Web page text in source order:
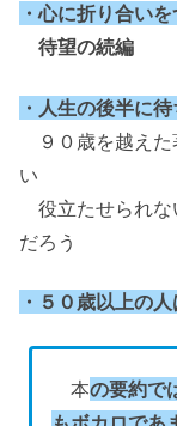
・心に折り合い
待望の続編
・人生の後半に
９０歳を越えた
い
役立たせられな
だろう
・５０歳以上の
本の要約で